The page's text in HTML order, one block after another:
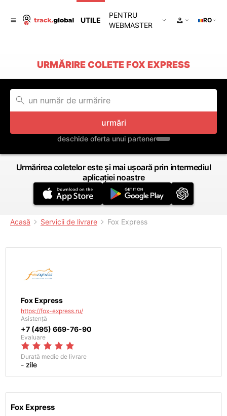
UTILE
PENTRU
WEBMASTER
RO
URMĂRIRE COLETE FOX EXPRESS
urmări
deschide oferta unui partener
Urmărirea coletelor este și mai ușoară prin intermediul
aplicației noastre
Acasă Servicii de livrare Fox Express
Fox Express
https://fox-express.ru/
Asistență
+7 (495) 669-76-90
Evaluare
Durată medie de livrare
- zile
Fox Express